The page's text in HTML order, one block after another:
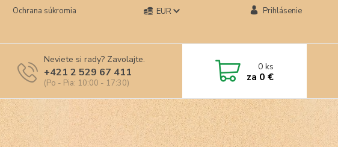
Ochrana súkromia
EUR Prihlásenie
Neviete si rady? Zavolajte.
+421 2 529 67 411
(Po - Pia: 10:00 - 17:30)
0ks
za 0 €